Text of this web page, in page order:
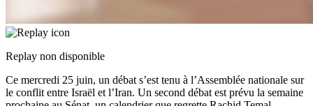
Replay non disponible
Ce mercredi 25 juin, un débat s’est tenu à l’Assemblée nationale sur
le conflit entre Israël et l’Iran. Un second débat est prévu la semaine